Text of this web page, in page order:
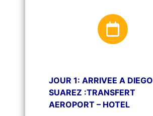
JOUR 1: ARRIVEE A DIEGO
SUAREZ :TRANSFERT
AEROPORT – HOTEL